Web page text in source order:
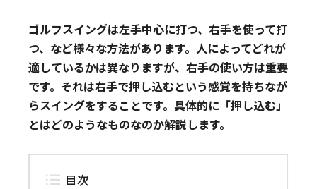
ゴルフスイングは左手中心に打つ、右手を使って打
つ、など様々な方法があります。人によってどれが
適しているかは異なりますが、右手の使い方は重要
です。それは右手で押し込むという感覚を持ちなが
らスイングをすることです。具体的に「押し込む」
とはどのようなものなのか解説します。
目次